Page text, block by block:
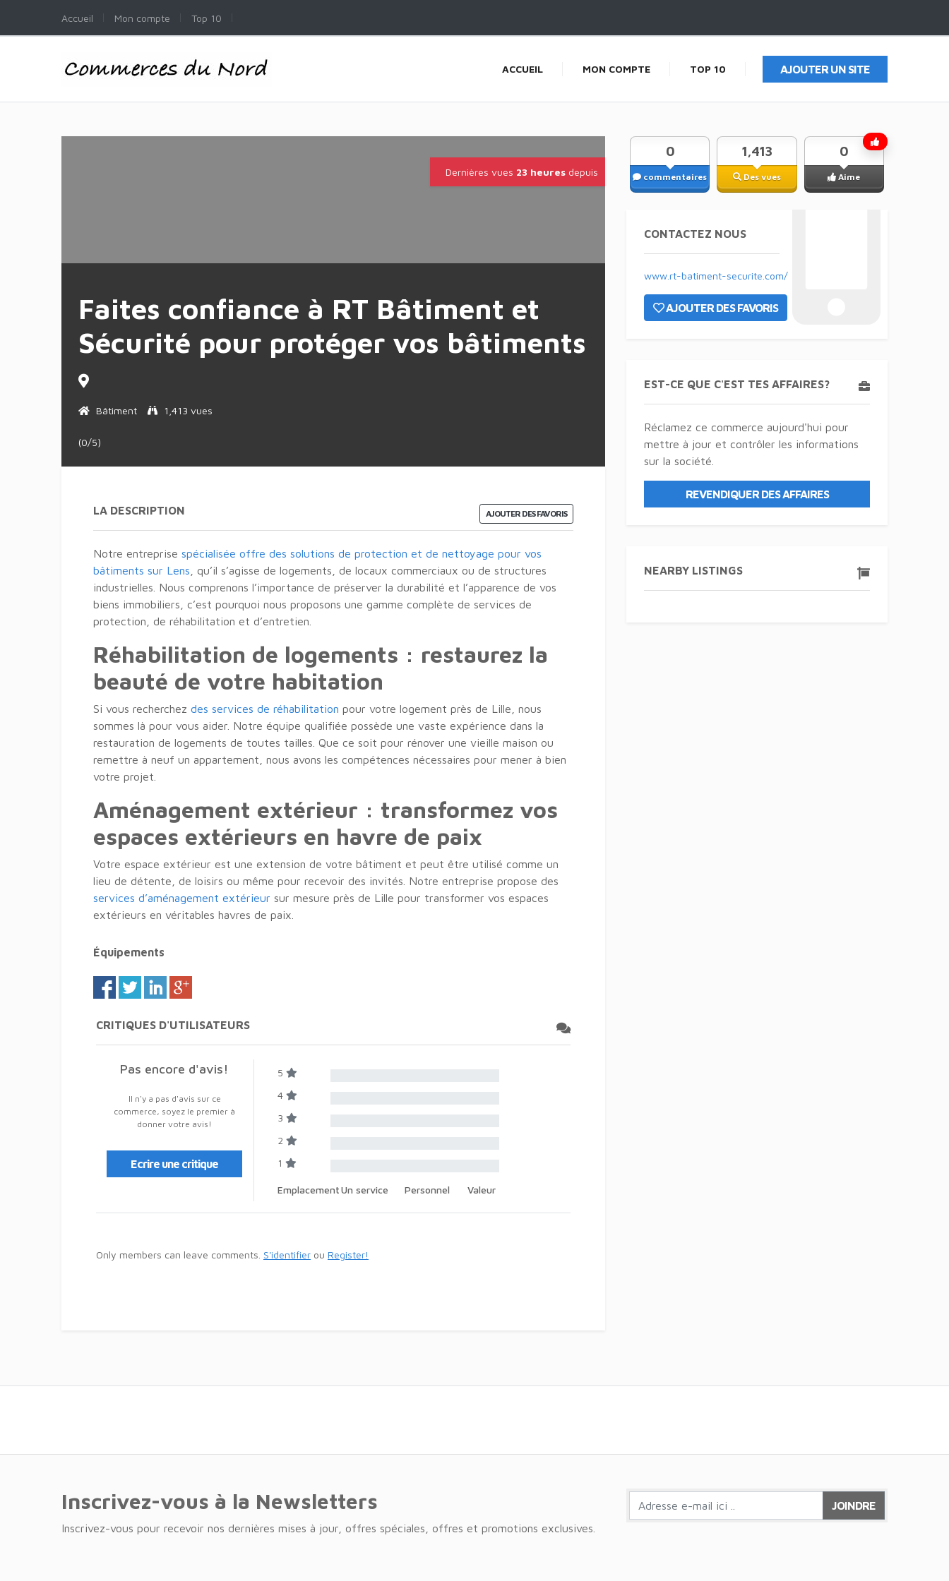
Accueil Mon compte Top 10
ACCUEIL MON COMPTE TOP 10 AJOUTER UN SITE
Dernières vues 23 heures depuis
Faites confiance à RT Bâtiment et
Sécurité pour protéger vos bâtiments
Bâtiment 1,413 vues
(0/5)
AJOUTER DES FAVORIS
LA DESCRIPTION
Notre entreprise spécialisée offre des solutions de protection et de nettoyage pour vos
bâtiments sur Lens , qu’il s’agisse de logements, de locaux commerciaux ou de structures
industrielles. Nous comprenons l’importance de préserver la durabilité et l’apparence de vos
biens immobiliers, c’est pourquoi nous proposons une gamme complète de services de
protection, de réhabilitation et d’entretien.
Réhabilitation de logements : restaurez la
beauté de votre habitation
Si vous recherchez des services de réhabilitation pour votre logement près de Lille, nous
sommes là pour vous aider. Notre équipe qualifiée possède une vaste expérience dans la
restauration de logements de toutes tailles. Que ce soit pour rénover une vieille maison ou
remettre à neuf un appartement, nous avons les compétences nécessaires pour mener à bien
votre projet.
Aménagement extérieur : transformez vos
espaces extérieurs en havre de paix
Votre espace extérieur est une extension de votre bâtiment et peut être utilisé comme un
lieu de détente, de loisirs ou même pour recevoir des invités. Notre entreprise propose des
services d’aménagement extérieur sur mesure près de Lille pour transformer vos espaces
extérieurs en véritables havres de paix.
Équipements
CRITIQUES D'UTILISATEURS
Pas encore d'avis!
Il n'y a pas d'avis sur ce
commerce, soyez le premier à
donner votre avis!
Ecrire une critique
5
4
3
2
1
EmplacementUn service Personnel Valeur
Only members can leave comments. S'identifier ou Register!
commentaires
0
Des vues
1,413
Aime
0
CONTACTEZ NOUS
www.rt-batiment-securite.com/
AJOUTER DES FAVORIS
EST-CE QUE C'EST TES AFFAIRES?
Réclamez ce commerce aujourd'hui pour
mettre à jour et contrôler les informations
sur la société.
REVENDIQUER DES AFFAIRES
NEARBY LISTINGS
Inscrivez-vous à la Newsletters
Inscrivez-vous pour recevoir nos dernières mises à jour, offres spéciales, offres et promotions exclusives.
JOINDRE